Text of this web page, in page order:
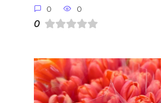
0 0
0